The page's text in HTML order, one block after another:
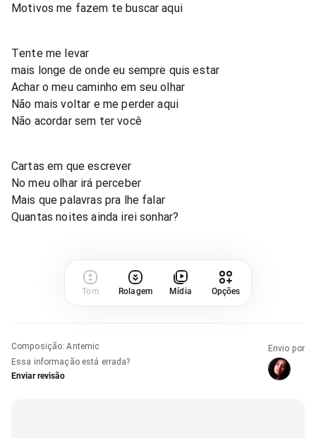
Motivos me fazem te buscar aqui
Tente me levar
mais longe de onde eu sempre quis estar
Achar o meu caminho em seu olhar
Não mais voltar e me perder aqui
Não acordar sem ter você
Cartas em que escrever
No meu olhar irá perceber
Mais que palavras pra lhe falar
Quantas noites ainda irei sonhar?
Tom Rolagem Mídia Opções
Composição:Antemic
Essa informação está errada?
Enviar revisão
Envio por